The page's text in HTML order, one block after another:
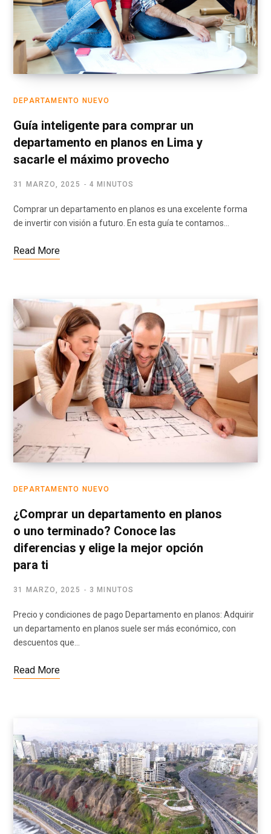
DEPARTAMENTO NUEVO
Guía inteligente para comprar un
departamento en planos en Lima y
sacarle el máximo provecho
31 MARZO, 2025 4 MINUTOS
Comprar un departamento en planos es una excelente forma
de invertir con visión a futuro. En esta guía te contamos…
Read More
DEPARTAMENTO NUEVO
¿Comprar un departamento en planos
o uno terminado? Conoce las
diferencias y elige la mejor opción
para ti
31 MARZO, 2025 3 MINUTOS
Precio y condiciones de pago Departamento en planos: Adquirir
un departamento en planos suele ser más económico, con
descuentos que…
Read More